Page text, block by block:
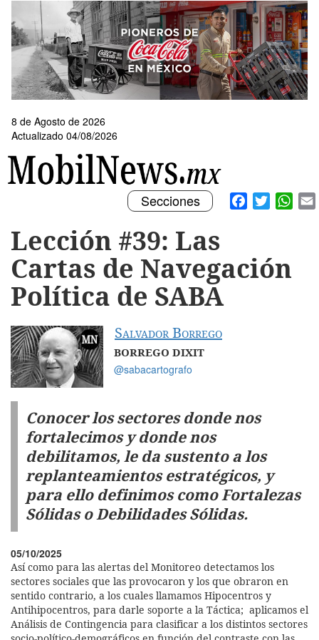
contenido
principal
8 de Agosto de 2026
Actualizado 04/08/2026
Facebook
Twitter
Toggle
navigation
Secciones
Lección #39: Las
Cartas de Navegación
Política de SABA
Salvador Borrego
BORREGO DIXIT
@sabacartografo
Conocer los sectores donde nos
fortalecimos y donde nos
debilitamos, le da sustento a los
replanteamientos estratégicos, y
para ello definimos como Fortalezas
Sólidas o Debilidades Sólidas.
05/10/2025
Así como para las alertas del Monitoreo detectamos los
sectores sociales que las provocaron y los que obraron en
sentido contrario, a los cuales llamamos Hipocentros y
Antihipocentros, para darle soporte a la Táctica; aplicamos el
Análisis de Contingencia para clasificar a los distintos sectores